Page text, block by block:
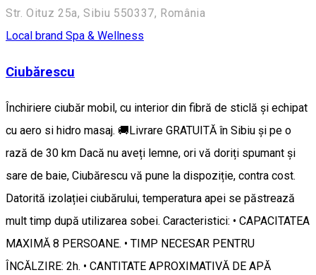
Str. Oituz 25a, Sibiu 550337, România
Local brand Spa & Wellness
Ciubărescu
Închiriere ciubăr mobil, cu interior din fibră de sticlă și echipat
cu aero si hidro masaj. 🚚Livrare GRATUITĂ în Sibiu și pe o
rază de 30 km Dacă nu aveți lemne, ori vă doriți spumant și
sare de baie, Ciubărescu vă pune la dispoziție, contra cost.
Datorită izolației ciubărului, temperatura apei se păstrează
mult timp după utilizarea sobei. Caracteristici: • CAPACITATEA
MAXIMĂ 8 PERSOANE. • TIMP NECESAR PENTRU
ÎNCĂLZIRE: 2h. • CANTITATE APROXIMATIVĂ DE APĂ